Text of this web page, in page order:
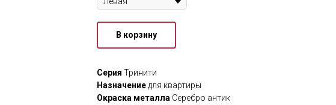
В корзину
Серия Тринити
Назначениедля квартиры
Окраска металла Серебро антик